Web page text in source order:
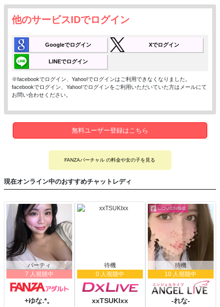
他のサービスIDでログイン
Googleでログイン Xでログイン
LINEでログイン
※facebookでログイン、Yahoo!でログインはご利用できなくなりました。
facebookでログイン、Yahoo!でログインをご利用いただいていた方はメールにて
お問い合わせください。
無料ユーザー登録はこちら
FANZAバーチャル の料金や女の子を見る
現在オンライン中のおすすめチャットレディ
パーティ
7 人視聴中
+ゆな.*。
待機
0 人視聴中
xxTSUKIxx
待機
10 人視聴中
-れな-